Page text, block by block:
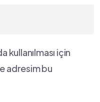
kullanılması için
adresim bu